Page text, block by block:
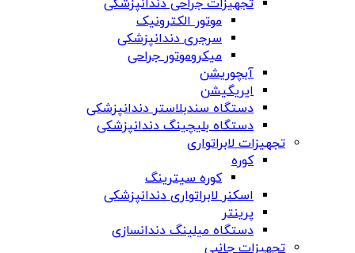
تجهیزات جراحی دندانپزشکی
موتور الکترونیک
سرجری دندانپزشکی
میکروموتور جراحی
آبچوریشن
ایریگیشن
دستگاه سندبلاستر دندانپزشکی
دستگاه بلیچینگ دندانپزشکی
تجهیزات لابراتواری
کوره
کوره سیترینگ
اسکنر لابراتواری دندانپزشکی
پرینتر
دستگاه میلینگ دندانسازی
تجهیزات جانبی